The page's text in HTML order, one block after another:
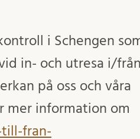
i Schengen
in- och utresa i/från
på oss och våra
mer information om
fran-